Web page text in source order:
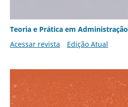
Teoria e Prática em Administração
Acessar revista
Edição Atual